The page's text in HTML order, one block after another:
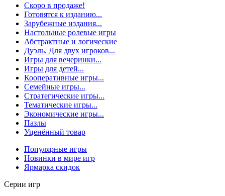
Скоро в продаже!
Готовятся к изданию...
Зарубежные издания...
Настольные ролевые игры
Абстрактные и логические
Дуэль. Для двух игроков...
Игры для вечеринки...
Игры для детей...
Кооперативные игры...
Семейные игры...
Стратегические игры...
Тематические игры...
Экономические игры...
Пазлы
Уценённый товар
Популярные игры
Новинки в мире игр
Ярмарка скидок
Серии игр